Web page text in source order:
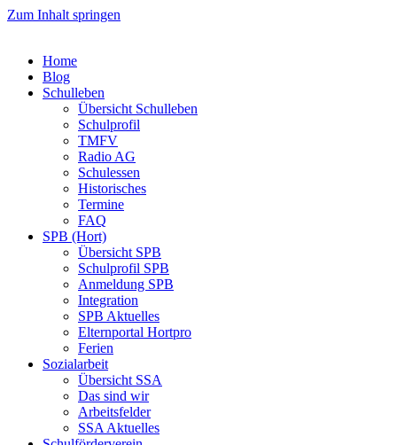
Zum Inhalt springen
Home
Blog
Schulleben
Übersicht Schulleben
Schulprofil
TMFV
Radio AG
Schulessen
Historisches
Termine
FAQ
SPB (Hort)
Übersicht SPB
Schulprofil SPB
Anmeldung SPB
Integration
SPB Aktuelles
Elternportal Hortpro
Ferien
Sozialarbeit
Übersicht SSA
Das sind wir
Arbeitsfelder
SSA Aktuelles